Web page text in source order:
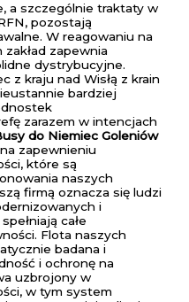
a szczególnie traktaty w
pozostają
W reagowaniu na
zapewnia
dystrybucyjne.
z kraju nad Wisłą z krain
bardziej
zarazem w intencjach
do Niemiec Goleniów
zapewnieniu
które są
naszych
firmą oznacza się ludzi
i
całe
Flota naszych
badana i
i ochronę na
uzbrojony w
w tym system